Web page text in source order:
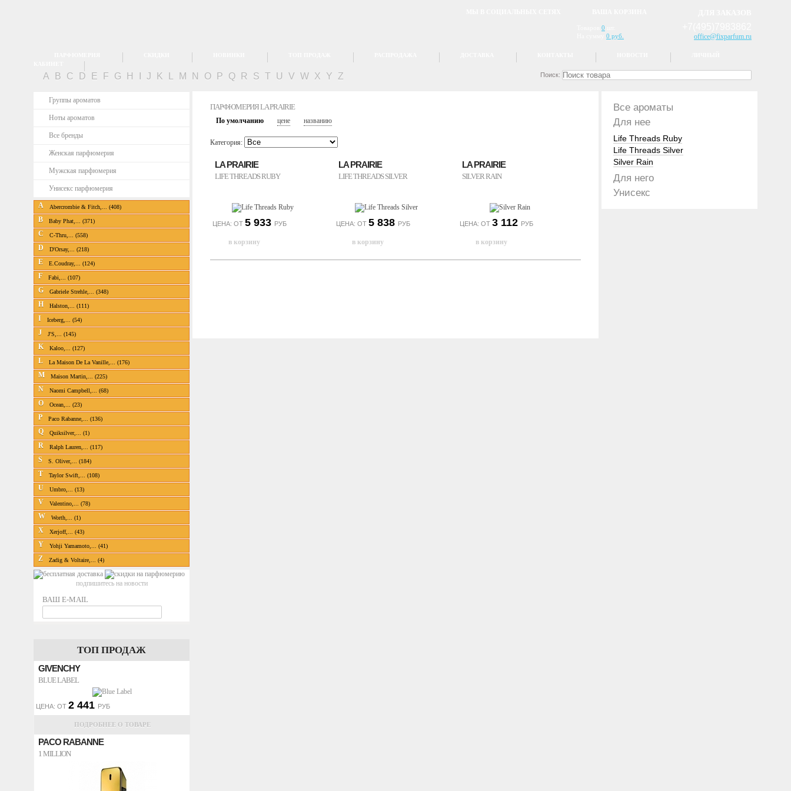
office@fixparfum.ru
0
0 руб.
A B C D E F G H J K M N O P Q R S T U V W X Y Z Поиск:
Группы ароматов
Ноты ароматов
Все бренды
Женская парфюмерия
Мужская парфюмерия
Унисекс парфюмерия
A Abercrombie & Fitch,... (408)
B Baby Phat,... (371)
C C-Thru,... (558)
D D'Orsay,... (218)
E E.Coudray,... (124)
F Fabi,... (107)
G Gabriele Strehle,... (348)
H Halston,... (111)
I Iceberg,... (54)
J J'S,... (145)
K Kaloo,... (127)
L La Maison De La Vanille,... (176)
M Maison Martin,... (225)
N Naomi Campbell,... (68)
O Ocean,... (23)
P Paco Rabanne,... (136)
Q Quiksilver,... (1)
R Ralph Lauren,... (117)
S S. Oliver,... (184)
T Taylor Swift,... (108)
U Umbro,... (13)
V Valentino,... (78)
W Worth,... (1)
X Xerjoff,... (43)
Y Yohji Yamamoto,... (41)
Z Zadig & Voltaire,... (4)
подпишитесь на новости
ВАШ E-MAIL
ТОП ПРОДАЖ
GIVENCHY
BLUE LABEL
ЦЕНА: ОТ 2 441 РУБ
ПОДРОБНЕЕ О ТОВАРЕ
PACO RABANNE
1 MILLION
ПАРФЮМЕРИЯ LA PRAIRIE
По умолчанию цене названию
Категория:
LA PRAIRIE
LIFE THREADS RUBY
ЦЕНА: ОТ 5 933 РУБ
LA PRAIRIE
LIFE THREADS SILVER
ЦЕНА: ОТ 5 838 РУБ
LA PRAIRIE
SILVER RAIN
ЦЕНА: ОТ 3 112 РУБ
Все ароматы
Для нее
Life Threads Ruby
Life Threads Silver
Silver Rain
Для него
Унисекс